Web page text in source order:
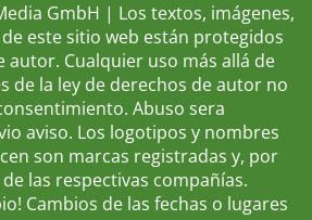
GmbH | Los textos, imágenes,
este sitio web están protegidos
autor. Cualquier uso más allá de
de la ley de derechos de autor no
Abuso sera
aviso. Los logotipos y nombres
son marcas registradas y, por
las respectivas compañías.
Cambios de las fechas o lugares